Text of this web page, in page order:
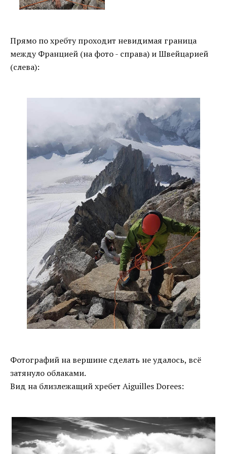
Прямо по хребту проходит невидимая граница
между Францией (на фото - справа) и Швейцарией
(слева):
Фотографий на вершине сделать не удалось, всё
затянуло облаками.
Вид на близлежащий хребет Aiguilles Dorees: